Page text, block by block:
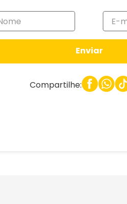
Enviar
Compartilhe: